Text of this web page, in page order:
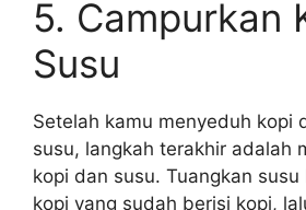
5. Campurkan
Susu
Setelah kamu menyeduh kopi
susu, langkah terakhir adalah
kopi dan susu. Tuangkan
kopi yang sudah berisi kopi,